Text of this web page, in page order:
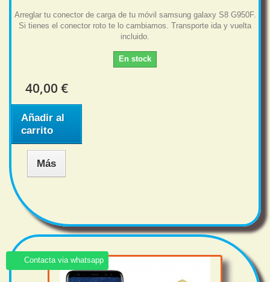
Contacta via whatsapp
Arreglar tu conector de carga de tu móvil samsung galaxy S8 G950F.
Si tienes el conector roto te lo cambiamos. Transporte ida y vuelta
incluido.
En stock
40,00 €
Añadir al
carrito
Más